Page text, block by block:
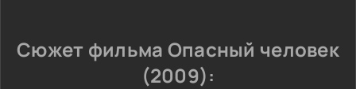
Сюжет фильма Опасный человек
(2009):